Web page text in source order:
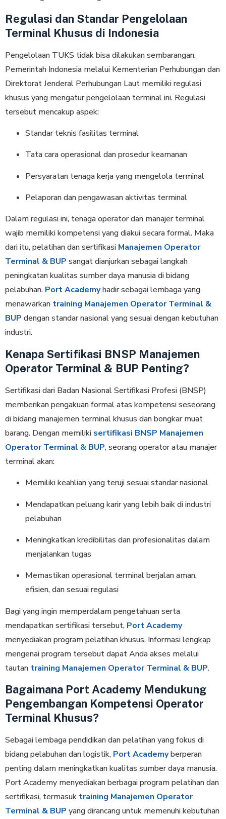
Regulasi dan Standar Pengelolaan
Terminal Khusus di Indonesia
Pengelolaan TUKS tidak bisa dilakukan sembarangan.
Pemerintah Indonesia melalui Kementerian Perhubungan dan
Direktorat Jenderal Perhubungan Laut memiliki regulasi
khusus yang mengatur pengelolaan terminal ini. Regulasi
tersebut mencakup aspek:
Standar teknis fasilitas terminal
Tata cara operasional dan prosedur keamanan
Persyaratan tenaga kerja yang mengelola terminal
Pelaporan dan pengawasan aktivitas terminal
Dalam regulasi ini, tenaga operator dan manajer terminal
wajib memiliki kompetensi yang diakui secara formal. Maka
dari itu, pelatihan dan sertifikasi Manajemen Operator
Terminal & BUP sangat dianjurkan sebagai langkah
peningkatan kualitas sumber daya manusia di bidang
pelabuhan. Port Academyhadir sebagai lembaga yang
menawarkan training Manajemen Operator Terminal &
BUP dengan standar nasional yang sesuai dengan kebutuhan
industri.
Kenapa Sertifikasi BNSP Manajemen
Operator Terminal & BUP Penting?
Sertifikasi dari Badan Nasional Sertifikasi Profesi (BNSP)
memberikan pengakuan formal atas kompetensi seseorang
di bidang manajemen terminal khusus dan bongkar muat
barang. Dengan memiliki sertifikasi BNSP Manajemen
Operator Terminal & BUP, seorang operator atau manajer
terminal akan:
Memiliki keahlian yang teruji sesuai standar nasional
Mendapatkan peluang karir yang lebih baik di industri
pelabuhan
Meningkatkan kredibilitas dan profesionalitas dalam
menjalankan tugas
Memastikan operasional terminal berjalan aman,
efisien, dan sesuai regulasi
Bagi yang ingin memperdalam pengetahuan serta
mendapatkan sertifikasi tersebut, Port Academy
menyediakan program pelatihan khusus. Informasi lengkap
mengenai program tersebut dapat Anda akses melalui
tautan training Manajemen Operator Terminal & BUP.
Bagaimana Port Academy Mendukung
Pengembangan Kompetensi Operator
Terminal Khusus?
Sebagai lembaga pendidikan dan pelatihan yang fokus di
bidang pelabuhan dan logistik, Port Academyberperan
penting dalam meningkatkan kualitas sumber daya manusia.
Port Academy menyediakan berbagai program pelatihan dan
sertifikasi, termasuk training Manajemen Operator
Terminal & BUP yang dirancang untuk memenuhi kebutuhan